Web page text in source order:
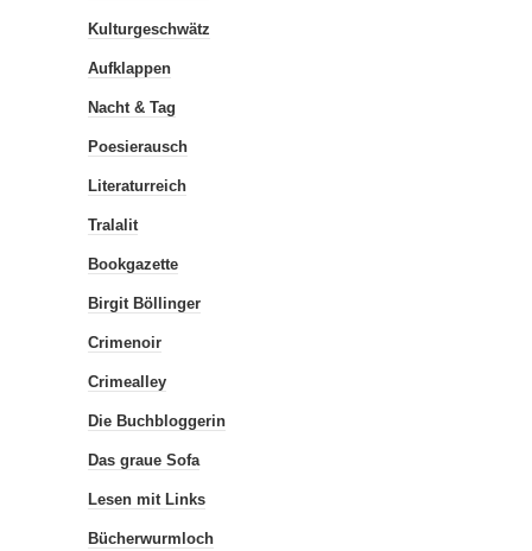
Kulturgeschwätz
Aufklappen
Nacht & Tag
Poesierausch
Literaturreich
Tralalit
Bookgazette
Birgit Böllinger
Crimenoir
Crimealley
Die Buchbloggerin
Das graue Sofa
Lesen mit Links
Bücherwurmloch